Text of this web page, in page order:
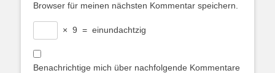
Browser für meinen nächsten Kommentar speichern.
× 9 = einundachtzig
Benachrichtige mich über nachfolgende Kommentare